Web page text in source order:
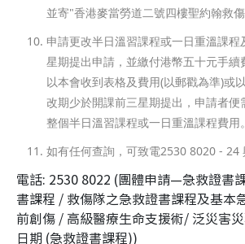
並寄"香港麥當勞道二號四樓聖約翰救傷
申請更改半日溫習課程或一日重溫課程
星期提出申請，並繳付港幣五十元手續
以本會收到表格及費用(以郵戳為準)或
改期少於開課前三星期提出，申請者便
整個半日溫習課程或一日重溫課程費用。
如有任何查詢，可致電2530 8020 - 24
電話: 2530 8022 (團體申請—急救證書
書課程 / 救傷隊之急救證書課程及基本
前創傷 / 高級醫療生命支援術/ 泛災害
日期 (急救證書課程))